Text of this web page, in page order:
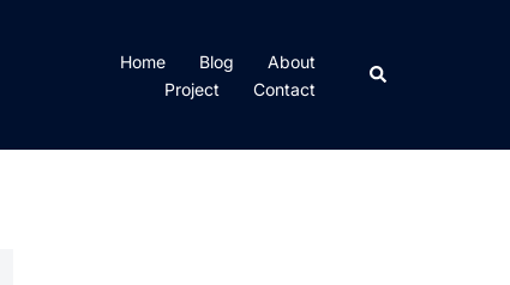
Home Blog
About
Project
Contact
Cari